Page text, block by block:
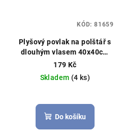
Plyšový povlak na polštář s
dlouhým vlasem 40x40cm
bílá
179 Kč
Skladem (4 ks)
Do košíku
KÓD: 81659